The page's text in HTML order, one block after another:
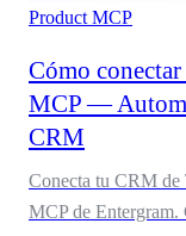
Product MCP
Cómo
MCP —
CRM
Conecta tu CRM de
MCP de Entergram.